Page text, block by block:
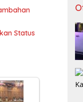
Status